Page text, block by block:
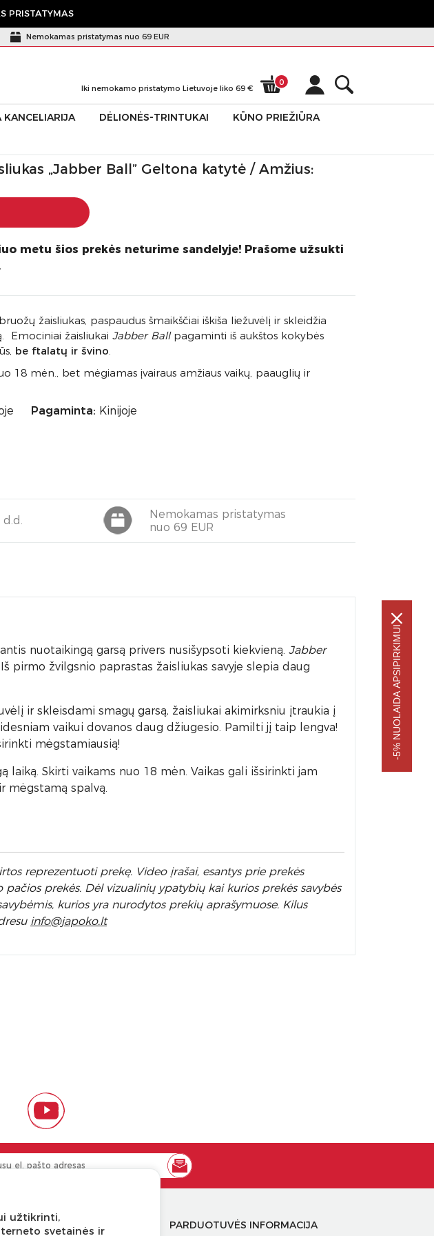
PRISTATYMAS
Nemokamas pristatymas nuo 69 EUR
Iki nemokamo pristatymo Lietuvoje liko 69 €
0
KANCELIARIJA DĖLIONĖS-TRINTUKAI
KŪNO PRIEŽIŪRA
„Jabber Ball” Geltona katytė / Amžius:
metu šios prekės neturime sandelyje! Prašome užsukti
žaisliukas, paspaudus šmaikščiai iškiša liežuvėlį ir skleidžia
Emociniai žaisliukai Jabber Ballpagaminti iš aukštos kokybės
be ftalatų ir švino.
18 mėn., bet mėgiamas įvairaus amžiaus vaikų, paauglių ir
Pagaminta: Kinijoje
Nemokamas pristatymas
nuo 69 EUR
nuotaikingą garsą privers nusišypsoti kiekvieną. Jabber
pirmo žvilgsnio paprastas žaisliukas savyje slepia daug
ir skleisdami smagų garsą, žaisliukai akimirksniu įtraukia į
vaikui dovanos daug džiugesio. Pamilti jį taip lengva!
mėgstamiausią!
Skirti vaikams nuo 18 mėn. Vaikas gali išsirinkti jam
mėgstamą spalvą.
reprezentuoti prekę. Video įrašai, esantys prie prekės
prekės. Dėl vizualinių ypatybių kai kurios prekės savybės
kurios yra nurodytos prekių aprašymuose. Kilus
info@japoko.lt
ŽENKLUS PARDUOTUVĖS INFORMACIJA
užtikrinti,
svetainės ir
-5% NUOLAIDA APSIPIRKIMUI